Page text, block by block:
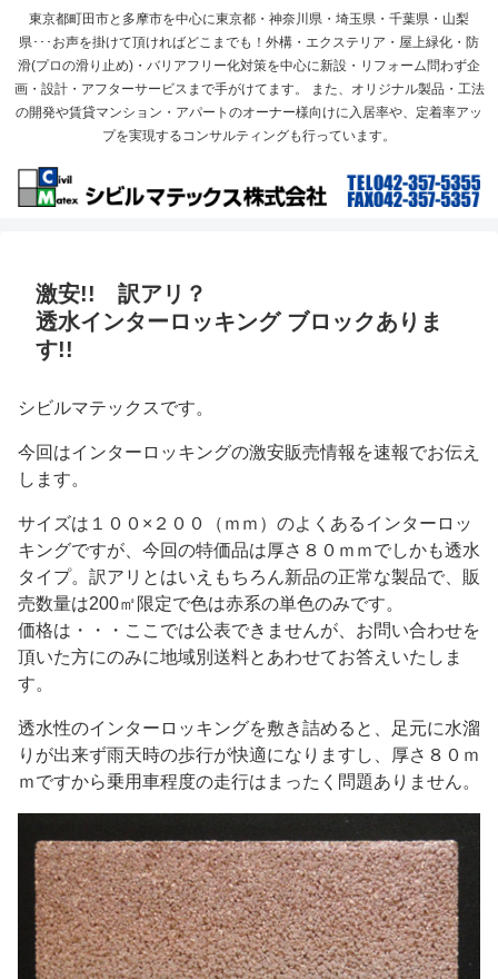
東京都町田市と多摩市を中心に東京都・神奈川県・埼玉県・千葉県・山梨
県･･･お声を掛けて頂ければどこまでも！外構・エクステリア・屋上緑化・防
滑(プロの滑り止め)・バリアフリー化対策を中心に新設・リフォーム問わず企
画・設計・アフターサービスまで手がけてます。 また、オリジナル製品・工法
の開発や賃貸マンション・アパートのオーナー様向けに入居率や、定着率アッ
プを実現するコンサルティングも行っています。
激安!! 訳アリ？
透水インターロッキング ブロックありま
す!!
シビルマテックスです。
今回はインターロッキングの激安販売情報を速報でお伝え
します。
サイズは１００×２００（ｍｍ）のよくあるインターロッ
キングですが、今回の特価品は厚さ８０ｍｍでしかも透水
タイプ。訳アリとはいえもちろん新品の正常な製品で、販
売数量は200㎡限定で色は赤系の単色のみです。
価格は・・・ここでは公表できませんが、お問い合わせを
頂いた方にのみに地域別送料とあわせてお答えいたしま
す。
透水性のインターロッキングを敷き詰めると、足元に水溜
りが出来ず雨天時の歩行が快適になりますし、厚さ８０ｍ
ｍですから乗用車程度の走行はまったく問題ありません。